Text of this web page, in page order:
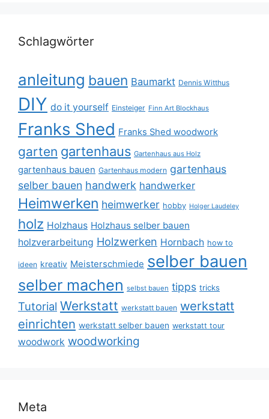
Schlagwörter
anleitung bauen Baumarkt Dennis Witthus
DIY do it yourself Einsteiger Finn Art Blockhaus
Franks Shed Franks Shed woodwork
garten gartenhaus Gartenhaus aus Holz
gartenhaus bauen Gartenhaus modern gartenhaus
selber bauen handwerk handwerker
Heimwerken heimwerker hobby Holger Laudeley
holz Holzhaus Holzhaus selber bauen
holzverarbeitung Holzwerken Hornbach how to
ideen kreativ Meisterschmiede selber bauen
selber machen selbst bauen tipps tricks
Tutorial Werkstatt werkstatt bauen werkstatt
einrichten werkstatt selber bauen werkstatt tour
woodwork woodworking
Meta